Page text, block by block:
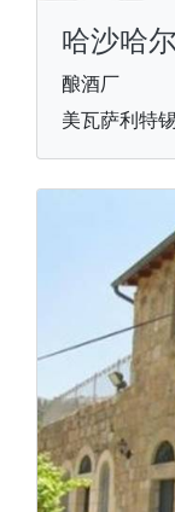
哈沙哈
酿酒厂
美瓦萨利特